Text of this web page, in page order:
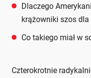
Dlaczego
krążowniki szos
Co takiego miał w
Czterokrotnie